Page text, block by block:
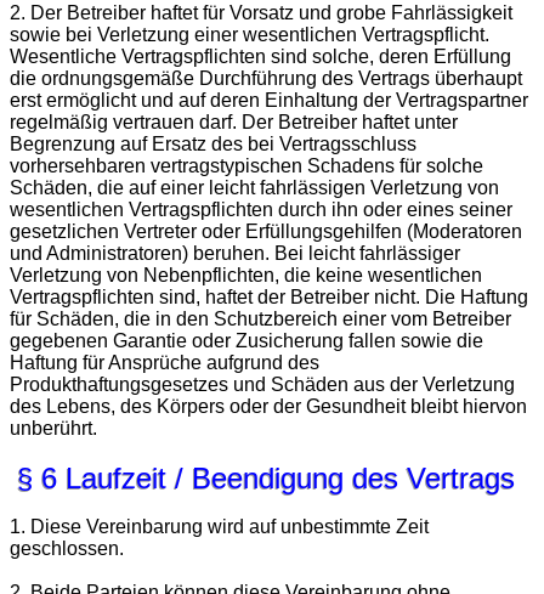
2. Der Betreiber haftet für Vorsatz und grobe Fahrlässigkeit
sowie bei Verletzung einer wesentlichen Vertragspflicht.
Wesentliche Vertragspflichten sind solche, deren Erfüllung
die ordnungsgemäße Durchführung des Vertrags überhaupt
erst ermöglicht und auf deren Einhaltung der Vertragspartner
regelmäßig vertrauen darf. Der Betreiber haftet unter
Begrenzung auf Ersatz des bei Vertragsschluss
vorhersehbaren vertragstypischen Schadens für solche
Schäden, die auf einer leicht fahrlässigen Verletzung von
wesentlichen Vertragspflichten durch ihn oder eines seiner
gesetzlichen Vertreter oder Erfüllungsgehilfen (Moderatoren
und Administratoren) beruhen. Bei leicht fahrlässiger
Verletzung von Nebenpflichten, die keine wesentlichen
Vertragspflichten sind, haftet der Betreiber nicht. Die Haftung
für Schäden, die in den Schutzbereich einer vom Betreiber
gegebenen Garantie oder Zusicherung fallen sowie die
Haftung für Ansprüche aufgrund des
Produkthaftungsgesetzes und Schäden aus der Verletzung
des Lebens, des Körpers oder der Gesundheit bleibt hiervon
unberührt.
§ 6 Laufzeit / Beendigung des Vertrags
1. Diese Vereinbarung wird auf unbestimmte Zeit
geschlossen.